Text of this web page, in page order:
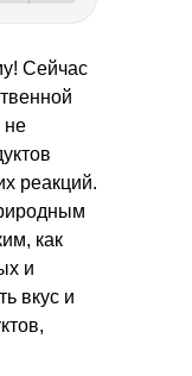
Сейчас
не
реакций.
как
и
вкус и